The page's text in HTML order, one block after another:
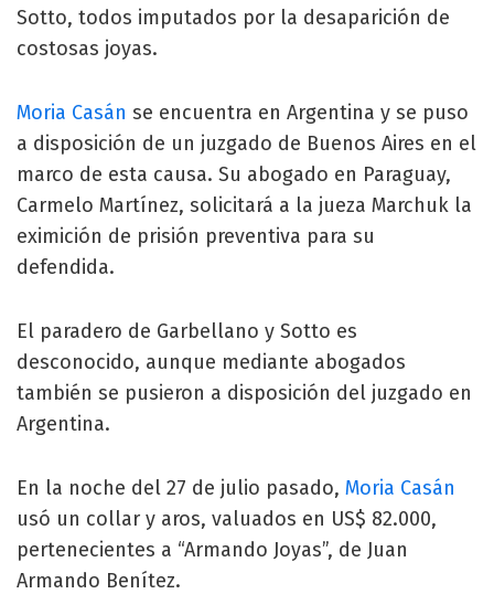
Sotto, todos imputados por la desaparición de
costosas joyas.
Moria Casán se encuentra en Argentina y se puso
a disposición de un juzgado de Buenos Aires en el
marco de esta causa. Su abogado en Paraguay,
Carmelo Martínez, solicitará a la jueza Marchuk la
eximición de prisión preventiva para su
defendida.
El paradero de Garbellano y Sotto es
desconocido, aunque mediante abogados
también se pusieron a disposición del juzgado en
Argentina.
En la noche del 27 de julio pasado, Moria Casán
usó un collar y aros, valuados en US$ 82.000,
pertenecientes a “Armando Joyas”, de Juan
Armando Benítez.